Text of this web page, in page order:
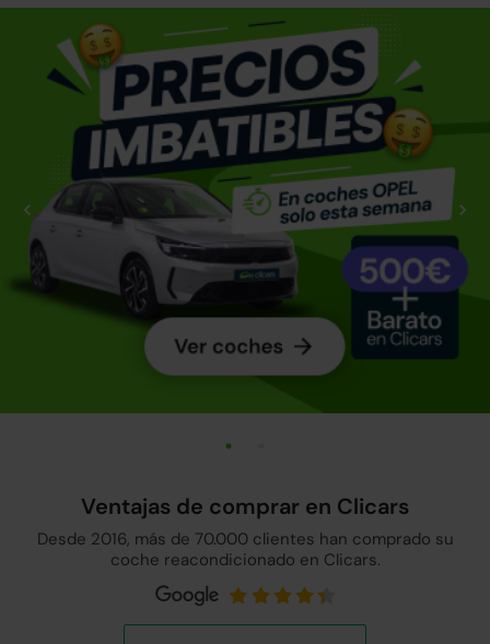
Ventajas de comprar en Clicars
Desde 2016, más de 70.000 clientes han comprado su
coche reacondicionado en Clicars.